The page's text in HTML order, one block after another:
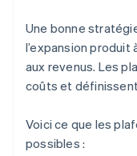
Une bonne
l’expansion produit
aux revenus. Les
coûts et
Voici ce que les
possibles :